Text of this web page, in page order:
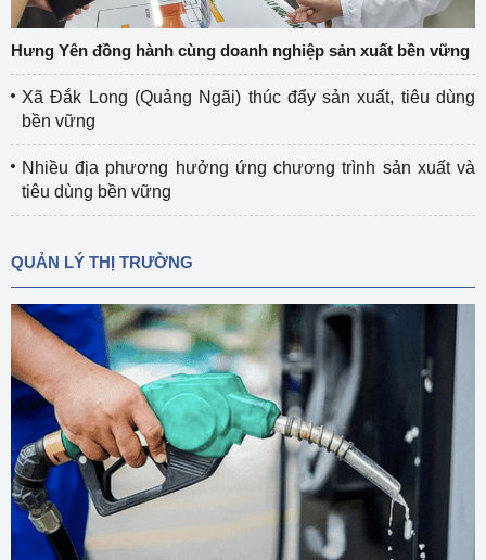
Hưng Yên đồng hành cùng doanh nghiệp sản xuất bền vững
Xã Đắk Long (Quảng Ngãi) thúc đẩy sản xuất, tiêu dùng
bền vững
Nhiều địa phương hưởng ứng chương trình sản xuất và
tiêu dùng bền vững
QUẢN LÝ THỊ TRƯỜNG